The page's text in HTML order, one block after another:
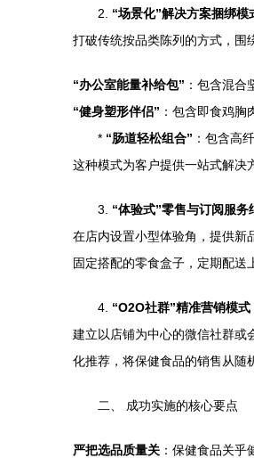
2. “场景化”解决方案捆绑模
打破传统按品类陈列的方式，围
“办公室能量补给包” ：包含混合
“健身塑形伴侣” ：包含即食鸡胸
* “肠道轻松组合” ：包含高
这种模式为客户提供一站式解决
3. “体验式”零售与订阅服务
在店内设置小型体验角，提供新
固定搭配的零食盒子，定期配送
4. “O2O社群”精准营销模式
建立以店铺为中心的微信社群或
化推荐，将保健食品的销售从随
二、 成功实施的核心要点
严把选品质量关 ：保健食品关